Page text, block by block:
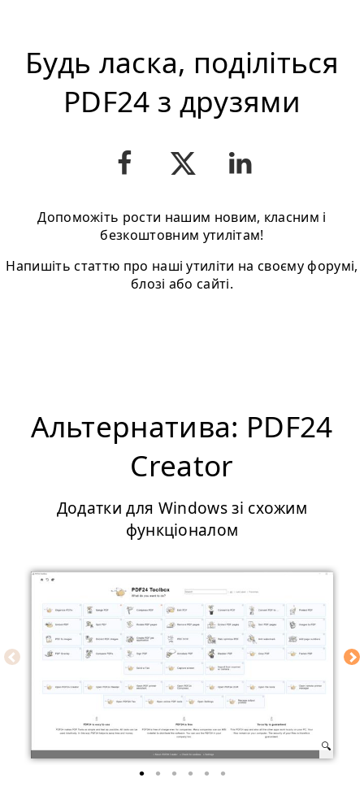
Будь ласка, поділіться
PDF24 з друзями
Допоможіть рости нашим новим, класним і
безкоштовним утилітам!
Напишіть статтю про нашi утиліти на своєму форумі,
блозі або сайті.
Альтернатива: PDF24
Creator
Додатки для Windows зі схожим
функціоналом